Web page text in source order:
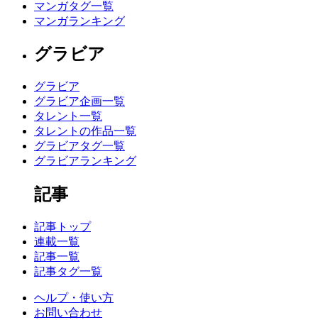
マンガタグ一覧
マンガランキング
グラビア
グラビア
グラビア企画一覧
タレント一覧
タレントの作品一覧
グラビアタグ一覧
グラビアランキング
記事
記事トップ
連載一覧
記事一覧
記事タグ一覧
ヘルプ・使い方
お問い合わせ